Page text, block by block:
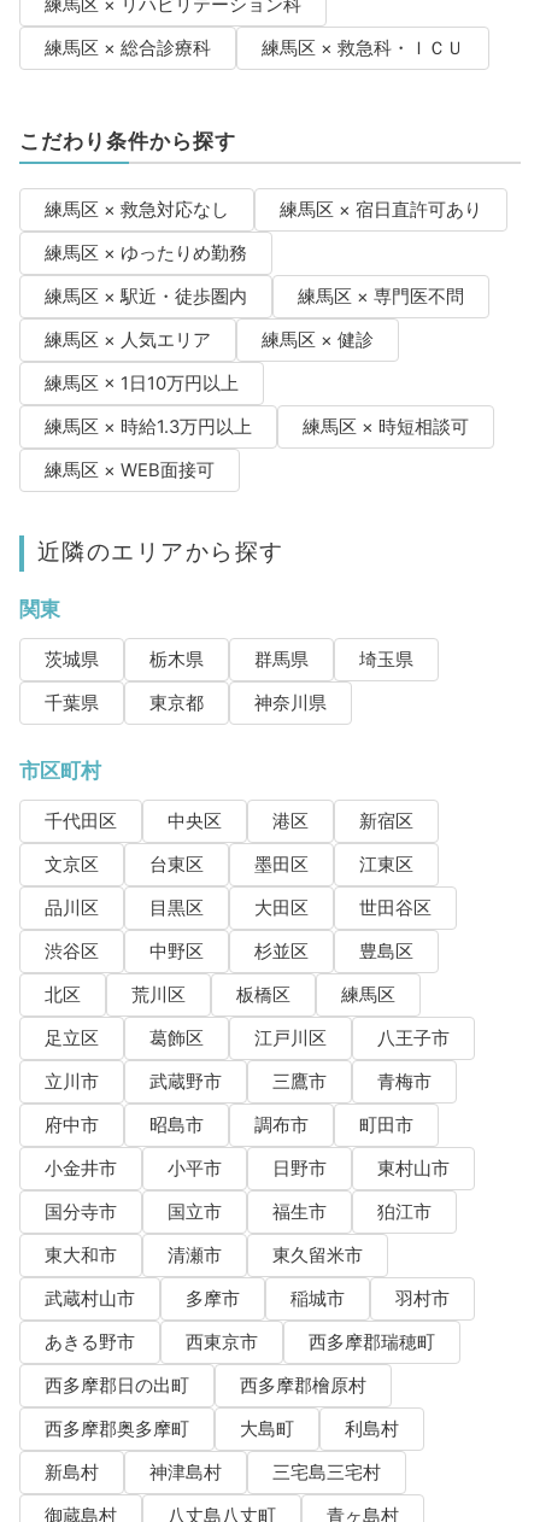
練馬区 × リハビリテーション科
練馬区 × 総合診療科
練馬区 × 救急科・ＩＣＵ
こだわり条件から探す
練馬区 × 救急対応なし
練馬区 × 宿日直許可あり
練馬区 × ゆったりめ勤務
練馬区 × 駅近・徒歩圏内
練馬区 × 専門医不問
練馬区 × 人気エリア
練馬区 × 健診
練馬区 × 1日10万円以上
練馬区 × 時給1.3万円以上
練馬区 × 時短相談可
練馬区 × WEB面接可
近隣のエリアから探す
関東
茨城県 栃木県 群馬県
埼玉県
千葉県
東京都 神奈川県
市区町村
千代田区 中央区 港区
新宿区
文京区
台東区 墨田区
江東区
品川区
目黒区 大田区
世田谷区
渋谷区
中野区 杉並区
豊島区
北区
荒川区 板橋区
練馬区
足立区
葛飾区 江戸川区
八王子市
立川市
武蔵野市 三鷹市
青梅市
府中市
昭島市 調布市
町田市
小金井市
小平市 日野市
東村山市
国分寺市
国立市 福生市
狛江市
東大和市
清瀬市
東久留米市
武蔵村山市
多摩市 稲城市
羽村市
あきる野市
西東京市
西多摩郡瑞穂町
西多摩郡日の出町
西多摩郡檜原村
西多摩郡奥多摩町
大島町
利島村
新島村
神津島村
三宅島三宅村
御蔵島村
八丈島八丈町 青ヶ島村